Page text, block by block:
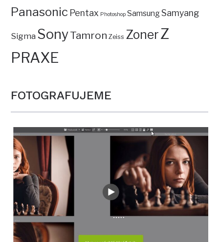
Panasonic Pentax Photoshop SamsungSamyang
Sigma SonyTamron Zeiss ZonerZ
PRAXE
FOTOGRAFUJEME